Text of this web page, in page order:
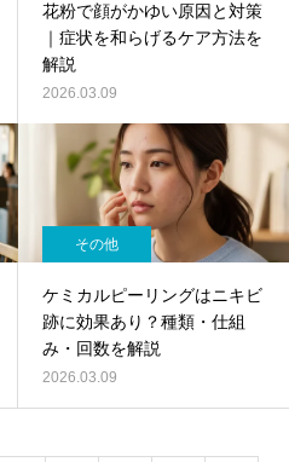
花粉で顔がかゆい原因と対策
｜症状を和らげるケア方法を
解説
2026.03.09
その他
ケミカルピーリングはニキビ
跡に効果あり？種類・仕組
み・回数を解説
2026.03.09